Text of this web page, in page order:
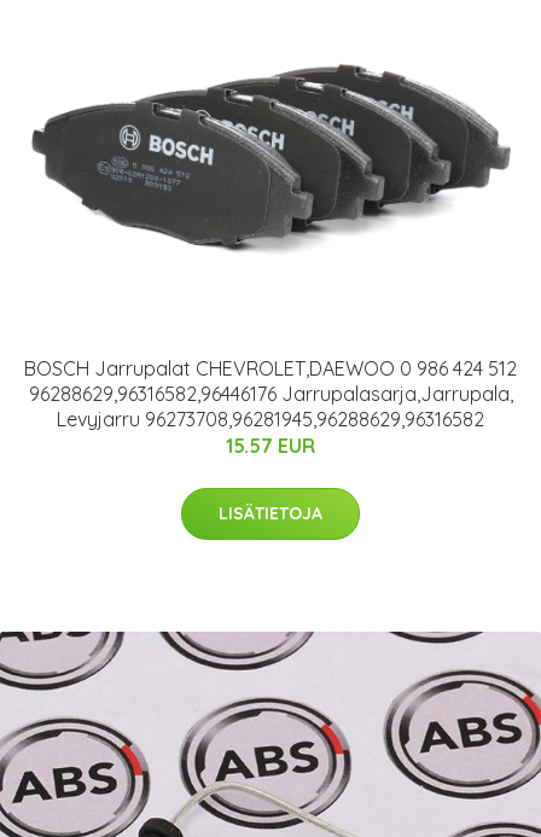
BOSCH Jarrupalat CHEVROLET,DAEWOO 0 986 424 512
96288629,96316582,96446176 Jarrupalasarja,Jarrupala,
Levyjarru 96273708,96281945,96288629,96316582
15.57 EUR
LISÄTIETOJA